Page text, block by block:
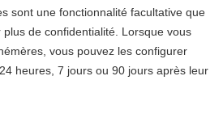
sont une fonctionnalité facultative que
de confidentialité. Lorsque vous
vous pouvez les configurer
heures, 7 jours ou 90 jours après leur